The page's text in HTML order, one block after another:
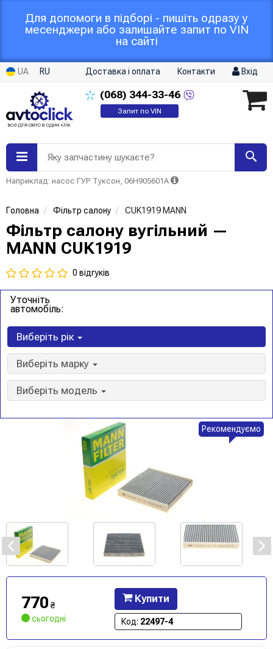
Для допомоги в підборі - пишіть одразу у
месенджери або залишайте запит по VIN
на сайті
UA RU Доставка і оплата Контакти Вхід
(068) 344-33-46
Запит по VIN
Яку запчастину шукаєте?
Наприклад: насос ГУР Туксон, 06H905601A
Головна Фільтр салону CUK1919 MANN
Фільтр салону вугільний —
MANN CUK1919
0 відгуків
Уточніть
автомобіль:
Виберіть рік
Виберіть марку
Виберіть модель
Рекомендуємо
770 ₴
сьогодні
Купити
Код: 22497-4